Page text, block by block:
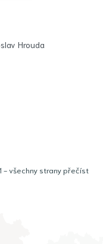
Hrouda
- všechny strany přečíst